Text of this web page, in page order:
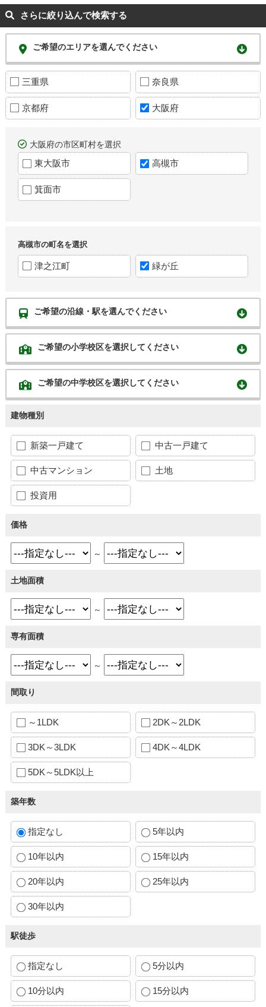
さらに絞り込んで検索する
ご希望のエリアを選んでください
三重県 奈良県
京都府 大阪府
大阪府の市区町村を選択
東大阪市 高槻市
箕面市
高槻市の町名を選択
津之江町 緑が丘
ご希望の沿線・駅を選んでください
ご希望の小学校区を選択してください
ご希望の中学校区を選択してください
建物種別
新築一戸建て 中古一戸建て
中古マンション 土地
投資用
価格
～
土地面積
～
専有面積
～
間取り
～1LDK 2DK～2LDK
3DK～3LDK 4DK～4LDK
5DK～5LDK以上
築年数
指定なし 5年以内
10年以内 15年以内
20年以内 25年以内
30年以内
駅徒歩
指定なし 5分以内
10分以内 15分以内